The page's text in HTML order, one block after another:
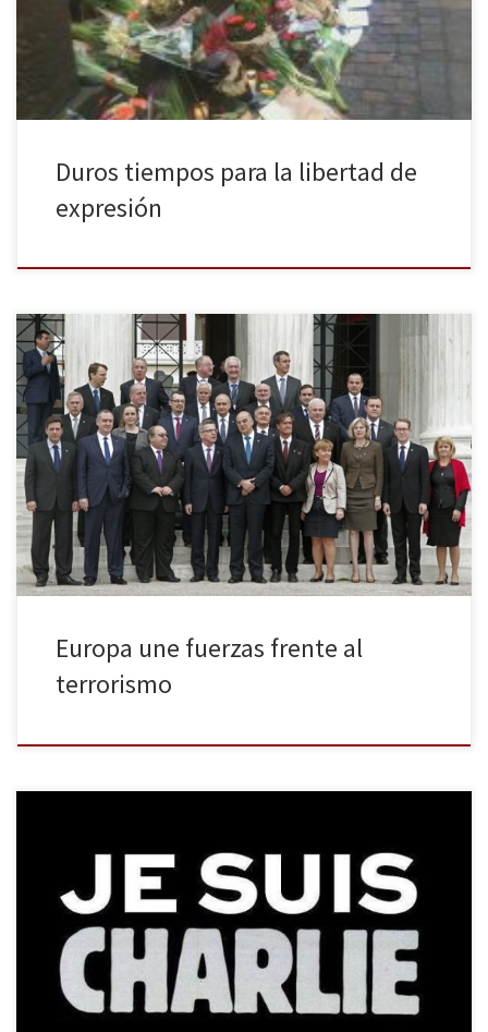
como objetivos a dibujantes que realizaron caricaturas del
profeta […]
Duros tiempos para la libertad de
expresión
Letonia afronta el inicio de su turno de presidencia del Consejo
con una tarea importante: concretar las acciones de la Unión
Europea contra el terrorismo y establecer un calendario de
aplicación de esas medidas. La primera cita para intentar
conseguir este objetivo ya ha tenido lugar en Riga, donde los […]
Europa une fuerzas frente al
terrorismo
Por los periodistas y dibujantes de la revista francesa Charlie
Hebdo, por los policías y por todas las personas que defienden la
libertad de expresión a lo largo y ancho del planeta. Yo también
soy Charlie.